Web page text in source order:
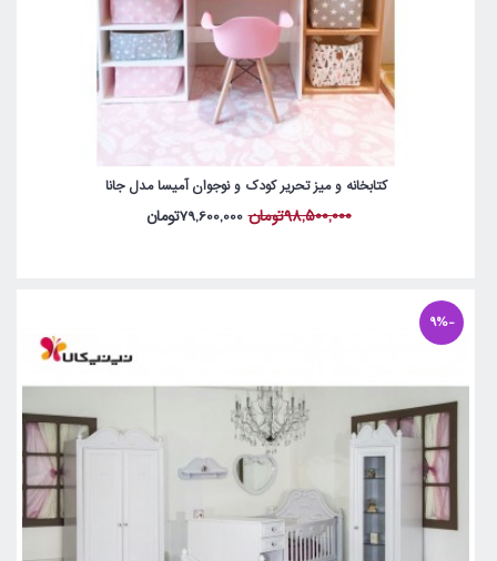
کتابخانه و میز تحریر کودک و نوجوان آمیسا مدل جانا
98,500,000تومان 79,600,000تومان
-9%